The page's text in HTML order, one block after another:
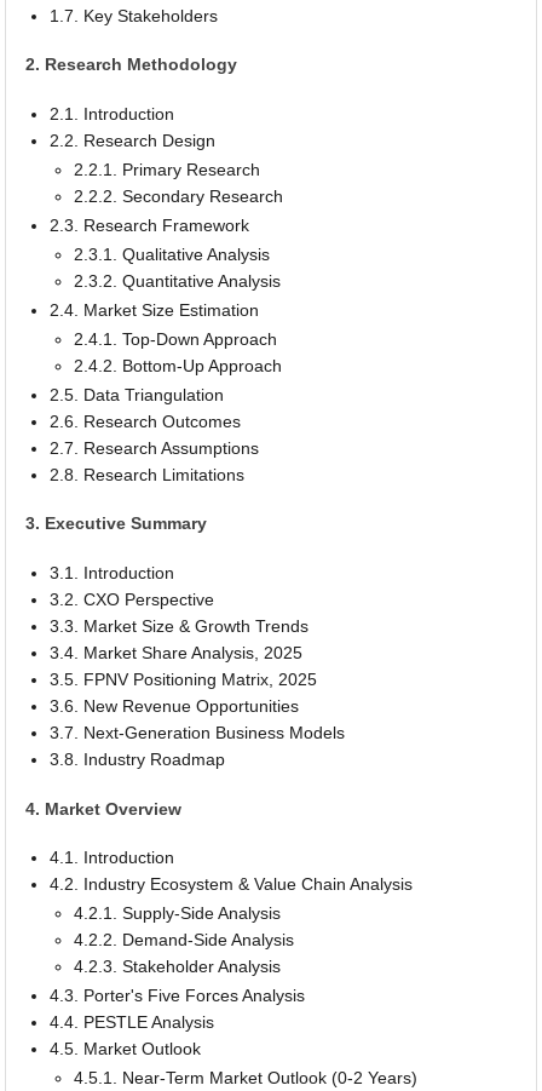
1.7. Key Stakeholders
2. Research Methodology
2.1. Introduction
2.2. Research Design
2.2.1. Primary Research
2.2.2. Secondary Research
2.3. Research Framework
2.3.1. Qualitative Analysis
2.3.2. Quantitative Analysis
2.4. Market Size Estimation
2.4.1. Top-Down Approach
2.4.2. Bottom-Up Approach
2.5. Data Triangulation
2.6. Research Outcomes
2.7. Research Assumptions
2.8. Research Limitations
3. Executive Summary
3.1. Introduction
3.2. CXO Perspective
3.3. Market Size & Growth Trends
3.4. Market Share Analysis, 2025
3.5. FPNV Positioning Matrix, 2025
3.6. New Revenue Opportunities
3.7. Next-Generation Business Models
3.8. Industry Roadmap
4. Market Overview
4.1. Introduction
4.2. Industry Ecosystem & Value Chain Analysis
4.2.1. Supply-Side Analysis
4.2.2. Demand-Side Analysis
4.2.3. Stakeholder Analysis
4.3. Porter's Five Forces Analysis
4.4. PESTLE Analysis
4.5. Market Outlook
4.5.1. Near-Term Market Outlook (0-2 Years)